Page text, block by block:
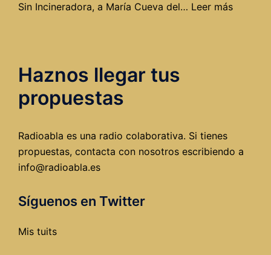
Sin Incineradora, a María Cueva del… Leer más:
futuro
Haznos llegar tus
propuestas
Radioabla es una radio colaborativa. Si tienes
propuestas, contacta con nosotros escribiendo a
info@radioabla.es
Síguenos en Twitter
Mis tuits